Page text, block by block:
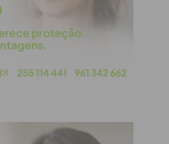
na medida em que ainda não
da mesma, não nos
sua responsabilidade e apenas
Imediato